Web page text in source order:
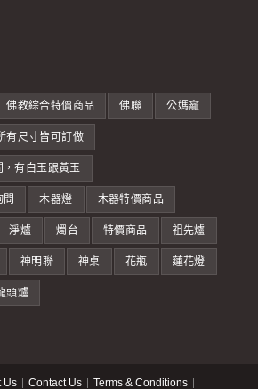
佛教綜合特價商品 佛聯 公媽龕
有尺寸皆可訂做
有白玉跟黃玉
木器燈 木器特價商品
淨爐 燭台 特價商品 祖先爐
神明聯 神桌 花瓶 蓮花燈
頭爐
Us Contact Us Terms & Conditions